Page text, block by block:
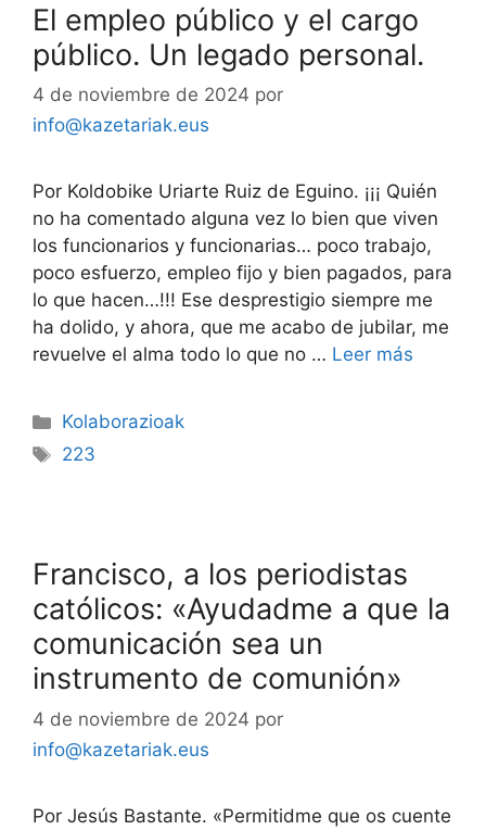
El empleo público y el cargo
público. Un legado personal.
4 de noviembre de 2024 por
info@kazetariak.eus
Por Koldobike Uriarte Ruiz de Eguino. ¡¡¡ Quién
no ha comentado alguna vez lo bien que viven
los funcionarios y funcionarias… poco trabajo,
poco esfuerzo, empleo fijo y bien pagados, para
lo que hacen…!!! Ese desprestigio siempre me
ha dolido, y ahora, que me acabo de jubilar, me
revuelve el alma todo lo que no … Leer más
Kolaborazioak
223
Francisco, a los periodistas
católicos: «Ayudadme a que la
comunicación sea un
instrumento de comunión»
4 de noviembre de 2024 por
info@kazetariak.eus
Por Jesús Bastante. «Permitidme que os cuente